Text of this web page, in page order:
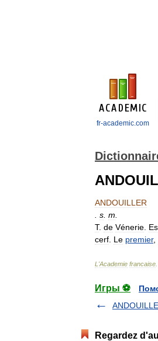
fr-academic.com
ANDOUILLER
s m
T. de Vénerie
cerf Le premier,
L 'Academie francaise
Игры ⚽
ANDOUILLE
Regardez